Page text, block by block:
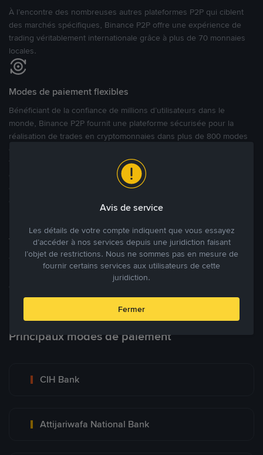
À l’encontre des nombreuses autres plateformes P2P qui ciblent
des marchés spécifiques, Binance P2P offre une expérience de
trading véritablement internationale grâce à plus de 70 monnaies
locales.
Modes de paiement flexibles
Bénéficiant de la confiance de millions d’utilisateurs dans le
monde, Binance P2P fournit une plateforme sécurisée pour la
réalisation de trades en cryptomonnaies dans plus de 800 modes
facilement acheter, vendre et trader des cryptomonnaies
directement avec d’autres utilisateurs, tout en définissant leurs prix
et leurs modes de paiement préférés sur une Marketplace de
Tradez à des prix avantageux pour vous
Tradez des cryptos en étant libres d’acheter et de vendre à votre
prix. Achetez ou vendez à partir des offres existantes, ou créez
Blog P2P Voir plus
Principaux modes de paiement
CIH Bank
Attijariwafa National Bank
Avis de service
Les détails de votre compte indiquent que vous essayez
d’accéder à nos services depuis une juridiction faisant
l’objet de restrictions. Nous ne sommes pas en mesure de
fournir certains services aux utilisateurs de cette
juridiction.
Fermer